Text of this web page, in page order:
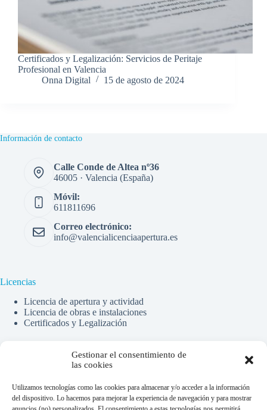
Gestionar el consentimiento de
las cookies
Utilizamos tecnologías como las cookies para almacenar y/o acceder a la información
del dispositivo. Lo hacemos para mejorar la experiencia de navegación y para mostrar
Certificados y Legalización: Servicios de Peritaje
Profesional en Valencia
Onna Digital
15 de agosto de 2024
Información de contacto
Calle Conde de Altea nº36
46005 · Valencia (España)
Móvil:
611811696
Correo electrónico:
info@valencialicenciaapertura.es
Licencias
Licencia de apertura y actividad
Licencia de obras e instalaciones
Certificados y Legalización
Financiado por la Unión Europea -